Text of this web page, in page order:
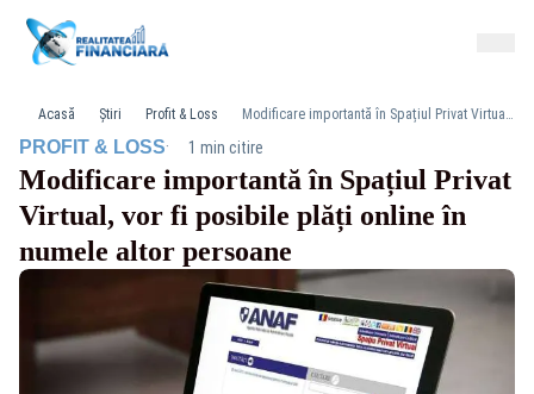
Acasă Știri Profit & Loss Modificare importantă în Spațiul Privat Virtual, vor fi posibile plăți online în numele altor persoane
PROFIT & LOSS· 1 min citire
Modificare importantă în Spațiul Privat
Virtual, vor fi posibile plăți online în
numele altor persoane